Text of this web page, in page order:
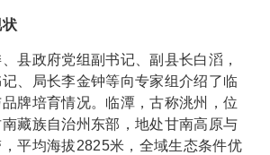
状
政府党组副书记、副县长白滔，
、局长李金钟等向专家组介绍了临
牌培育情况。临潭，古称洮州，位
藏族自治州东部，地处甘南高原与
平均海拔2825米，全域生态条件优